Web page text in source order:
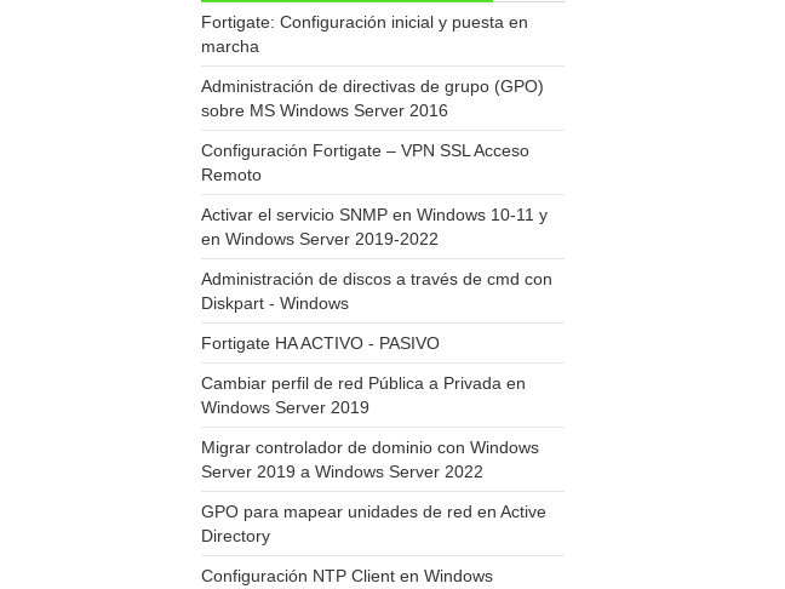
Fortigate: Configuración inicial y puesta en
marcha
Administración de directivas de grupo (GPO)
sobre MS Windows Server 2016
Configuración Fortigate – VPN SSL Acceso
Remoto
Activar el servicio SNMP en Windows 10-11 y
en Windows Server 2019-2022
Administración de discos a través de cmd con
Diskpart - Windows
Fortigate HA ACTIVO - PASIVO
Cambiar perfil de red Pública a Privada en
Windows Server 2019
Migrar controlador de dominio con Windows
Server 2019 a Windows Server 2022
GPO para mapear unidades de red en Active
Directory
Configuración NTP Client en Windows